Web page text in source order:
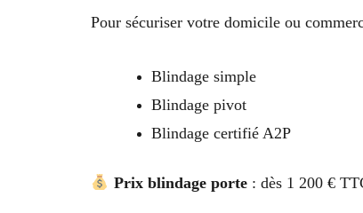
Pour sécuriser votre domicile ou
Blindage simple
Blindage pivot
Blindage certifié A2P
Prix blindage porte: dès 1 200 €